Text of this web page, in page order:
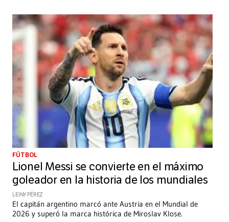
FÚTBOL
Lionel Messi se convierte en el máximo
goleador en la historia de los mundiales
LEINY PÉREZ
El capitán argentino marcó ante Austria en el Mundial de
2026 y superó la marca histórica de Miroslav Klose.